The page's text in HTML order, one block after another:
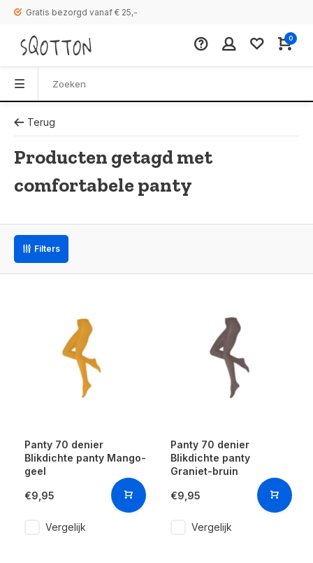
Gratis bezorgd vanaf € 25,-
0
Terug
Producten getagd met
comfortabele panty
Filters
Panty 70 denier
Blikdichte panty Mango-
geel
€9,95
Vergelijk
Panty 70 denier
Blikdichte panty
Graniet-bruin
€9,95
Vergelijk